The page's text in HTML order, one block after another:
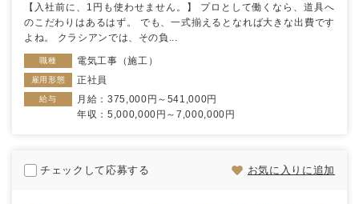
【入社前に、1円も使わせません。】 プロとして働くなら、道具へ
のこだわりはあるはず。 でも、一式揃えるとなれば大きな出費です
よね。 クラシアンでは、その負...
職種 電気工事（施工）
雇用形態 正社員
給与
月給：375,000円～541,000円
年収：5,000,000円～7,000,000円
チェックして応募する お気に入りに追加